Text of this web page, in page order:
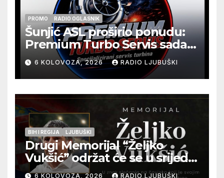
PROMO RADIO OGLASNIK
Šunjić ASL proširio ponudu:
Premium Turbo Servis sada
na jednoj adresi u Ljubuškom
6 KOLOVOZA, 2026 RADIO LJUBUŠKI
BIH I REGIJA LJUBUŠKI
Drugi Memorijal “Željko
Vukšić” održat će se u srijedu
12. kolovoza u Otoku
6 KOLOVOZA, 2026 RADIO LJUBUŠKI